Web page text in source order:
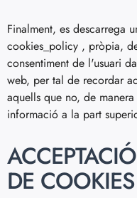
Finalment, es descarrega
cookies_policy , pròpia,
consentiment de l'usuari
web, per tal de recordar
aquells que no, de
informació a la part
DE COOKIES